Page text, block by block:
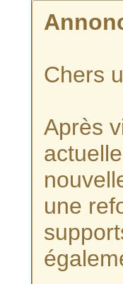
Chers
Après
une